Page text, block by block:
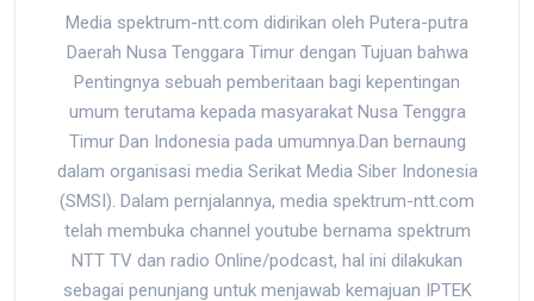
Media spektrum-ntt.com didirikan oleh Putera-putra
Daerah Nusa Tenggara Timur dengan Tujuan bahwa
Pentingnya sebuah pemberitaan bagi kepentingan
umum terutama kepada masyarakat Nusa Tenggra
Timur Dan Indonesia pada umumnya.Dan bernaung
dalam organisasi media Serikat Media Siber Indonesia
(SMSI). Dalam pernjalannya, media spektrum-ntt.com
telah membuka channel youtube bernama spektrum
NTT TV dan radio Online/podcast, hal ini dilakukan
sebagai penunjang untuk menjawab kemajuan IPTEK